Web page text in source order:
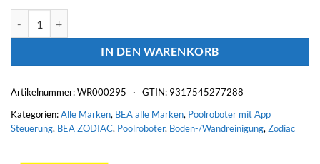
IN DEN WARENKORB
Artikelnummer:WR000295 · GTIN: 9317545277288
Kategorien:Alle Marken, BEA alle Marken, Poolroboter mit App
Steuerung, BEA ZODIAC, Poolroboter, Boden-/Wandreinigung, Zodiac